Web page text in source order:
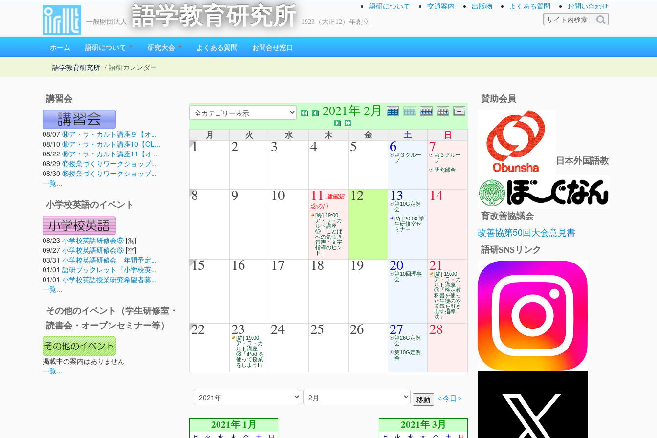
一般財団法人 語学教育研究所 1923（大正12）年創立
語研について 交通案内 出版物 よくある質問 お問い合わせ
ホーム 語研について 研究大会 よくある質問 お問合せ窓口
語学教育研究所 / 語研カレンダー
講習会
08/07 ⑭ア・ラ・カルト講座９【オ...
08/10 ⑮ア・ラ・カルト講座10【OL...
08/22 ⑯ア・ラ・カルト講座11【オ...
08/29 ⑰授業づくりワークショップ...
08/30 ⑱授業づくりワークショップ...
一覧...
小学校英語のイベント
08/23 小学校英語研修会⑤ [混]
09/27 小学校英語研修会⑥ [空]
03/31 小学校英語研修会 年間予定...
01/01 語研ブックレット『小学校英...
01/01 小学校英語授業研究希望者募...
一覧...
その他のイベント（学生研修室・
読書会・オープンセミナー等）
掲載中の案内はありません
一覧...
2021年 2月
月 火 水 木 金 土 日
1 2 3 4 5 6第３グルー
プ
7第３グルー
プ
研究部会
8 9 10 11 建国記
念の日
[終] 19:00
ア・ラ・カ
ルト講座
⑮「ことば
への気づき:
音声・文字
指導のヒン
ト」
12 13
第10G定例
会
[終] 20:00 学
生研修室セ
ミナー
14
15 16 17 18 19 20
第10回理事
会
21
[終] 19:00
ア・ラ・カ
ルト講座
⑰「検定教
科書を使っ
た生徒のや
る気を引き
出す指導
法」
22 23
[終] 19:00
ア・ラ・カ
ルト講座
⑱「iPad を
使って授業
をしよう!」
24 25 26 27
第26G定例
会
第10G定例
会
28
＜今日＞
2021年 1月 2021年 3月
賛助会員
日本外国語教
育改善協議会
改善協第50回大会意見書
語研SNSリンク